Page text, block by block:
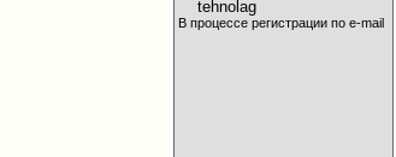
В процессе регистрации по e-mail